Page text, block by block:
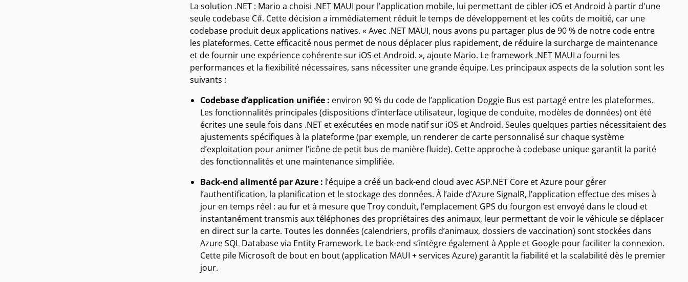
La solution .NET : Mario a choisi .NET MAUI pour l'application mobile, lui permettant de cibler iOS et Android à partir d'une
seule codebase C#. Cette décision a immédiatement réduit le temps de développement et les coûts de moitié, car une
codebase produit deux applications natives. « Avec .NET MAUI, nous avons pu partager plus de 90 % de notre code entre
les plateformes. Cette efficacité nous permet de nous déplacer plus rapidement, de réduire la surcharge de maintenance
et de fournir une expérience cohérente sur iOS et Android. », ajoute Mario. Le framework .NET MAUI a fourni les
performances et la flexibilité nécessaires, sans nécessiter une grande équipe. Les principaux aspects de la solution sont les
suivants :
Codebase d’application unifiée : environ 90 % du code de l’application Doggie Bus est partagé entre les plateformes.
Les fonctionnalités principales (dispositions d’interface utilisateur, logique de conduite, modèles de données) ont été
écrites une seule fois dans .NET et exécutées en mode natif sur iOS et Android. Seules quelques parties nécessitaient des
ajustements spécifiques à la plateforme (par exemple, un renderer de carte personnalisé sur chaque système
d’exploitation pour animer l’icône de petit bus de manière fluide). Cette approche à codebase unique garantit la parité
des fonctionnalités et une maintenance simplifiée.
Back-end alimenté par Azure : l’équipe a créé un back-end cloud avec ASP.NET Core et Azure pour gérer
l’authentification, la planification et le stockage des données. À l’aide d’Azure SignalR, l’application effectue des mises à
jour en temps réel : au fur et à mesure que Troy conduit, l’emplacement GPS du fourgon est envoyé dans le cloud et
instantanément transmis aux téléphones des propriétaires des animaux, leur permettant de voir le véhicule se déplacer
en direct sur la carte. Toutes les données (calendriers, profils d’animaux, dossiers de vaccination) sont stockées dans
Azure SQL Database via Entity Framework. Le back-end s’intègre également à Apple et Google pour faciliter la connexion.
Cette pile Microsoft de bout en bout (application MAUI + services Azure) garantit la fiabilité et la scalabilité dès le premier
jour.